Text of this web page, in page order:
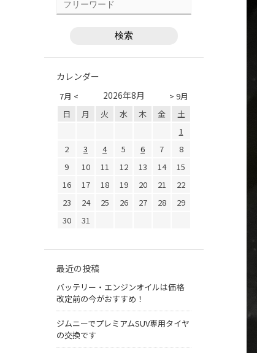
カレンダー
7月 < > 9月
2026年8月
日 月 火 水 木 金
土
1
2
3 4 5 6 7
8
9
10 11 12 13 14
15
16
17 18 19 20 21
22
23
24 25 26 27 28
29
30
31
最近の投稿
バッテリー・エンジンオイルは価格
改定前の今がおすすめ！
ジムニーでプレミアムSUV専用タイヤ
の交換です